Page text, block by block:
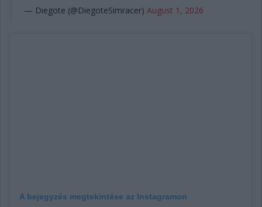
— Diegote (@DiegoteSimracer) August 1, 2026
A bejegyzés megtekintése az Instagramon